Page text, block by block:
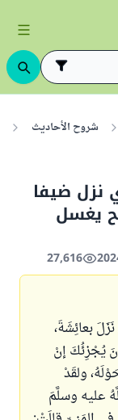
شروح الأحاديث
نزل ضيفا
يغسل
27,616
بعائِشَةَ،
يُجْزِئُكَ إنْ
ولقَدْ
عليه وسلَّمَ